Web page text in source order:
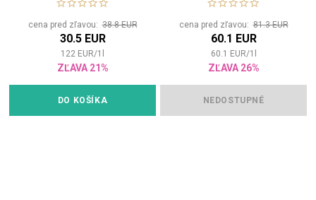
cena pred zľavou:38.8 EUR
30.5 EUR
122 EUR/1
ZĽAVA 21%
DO KOŠÍKA
cena pred zľavou:81.3 EUR
60.1 EUR
60.1 EUR/1
ZĽAVA 26%
NEDOSTUPNÉ